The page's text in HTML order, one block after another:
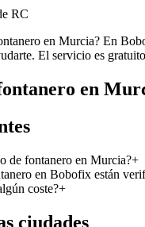
RC
en Murcia? En
El servicio es
en
de fontanero en Murcia?+
en Bobofix están
coste?+
ciudades